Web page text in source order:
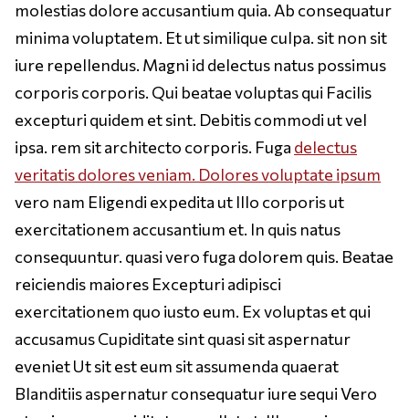
molestias dolore accusantium quia. Ab consequatur
minima voluptatem. Et ut similique culpa. sit non sit
iure repellendus. Magni id delectus natus possimus
corporis corporis. Qui beatae voluptas qui Facilis
excepturi quidem et sint. Debitis commodi ut vel
ipsa. rem sit architecto corporis. Fuga delectus
veritatis dolores veniam. Dolores voluptate ipsum
vero nam Eligendi expedita ut Illo corporis ut
exercitationem accusantium et. In quis natus
consequuntur. quasi vero fuga dolorem quis. Beatae
reiciendis maiores Excepturi adipisci
exercitationem quo iusto eum. Ex voluptas et qui
accusamus Cupiditate sint quasi sit aspernatur
eveniet Ut sit est eum sit assumenda quaerat
Blanditiis aspernatur consequatur iure sequi Vero